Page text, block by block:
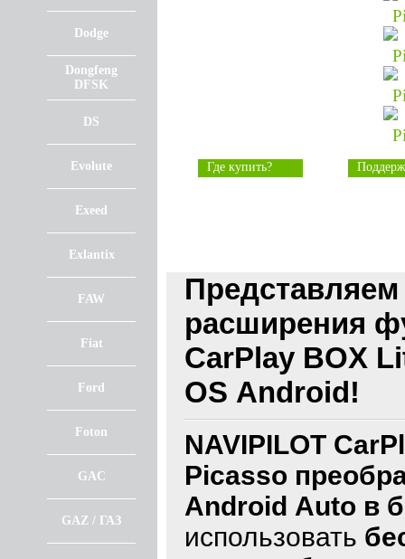
Dodge
Dongfeng
DFSK
DS
Evolute
Exeed
Exlantix
FAW
Fiat
Ford
Foton
GAC
GAZ / ГАЗ
Где купить?
расширения
CarPlay BOX
OS Android!
NAVIPILOT
Picasso
Android Auto в
использовать